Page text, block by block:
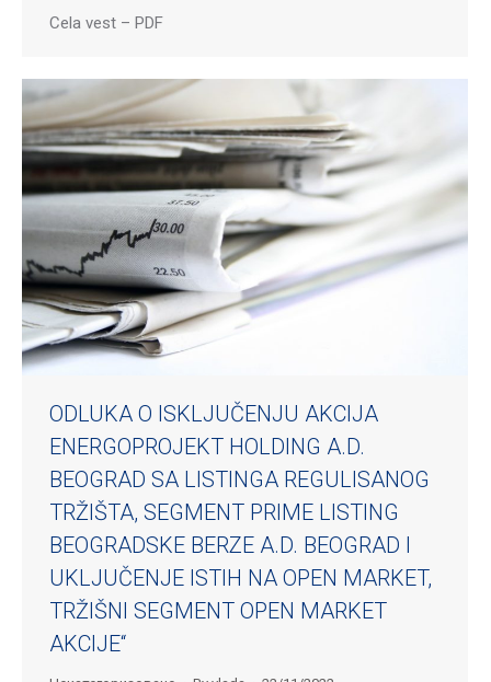
Cela vest – PDF
ODLUKA O ISKLJUČENJU AKCIJA
ENERGOPROJEKT HOLDING A.D.
BEOGRAD SA LISTINGA REGULISANOG
TRŽIŠTA, SEGMENT PRIME LISTING
BEOGRADSKE BERZE A.D. BEOGRAD I
UKLJUČENJE ISTIH NA OPEN MARKET,
TRŽIŠNI SEGMENT OPEN MARKET
AKCIJE“